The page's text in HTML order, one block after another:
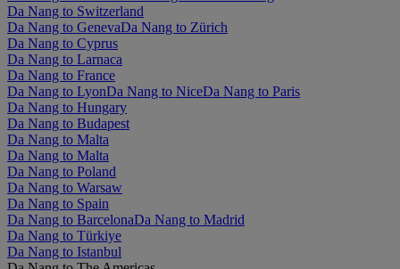
Da Nang to Switzerland
Da Nang to GenevaDa Nang to Zürich
Da Nang to Cyprus
Da Nang to Larnaca
Da Nang to France
Da Nang to LyonDa Nang to NiceDa Nang to Paris
Da Nang to Hungary
Da Nang to Budapest
Da Nang to Malta
Da Nang to Malta
Da Nang to Poland
Da Nang to Warsaw
Da Nang to Spain
Da Nang to BarcelonaDa Nang to Madrid
Da Nang to Türkiye
Da Nang to Istanbul